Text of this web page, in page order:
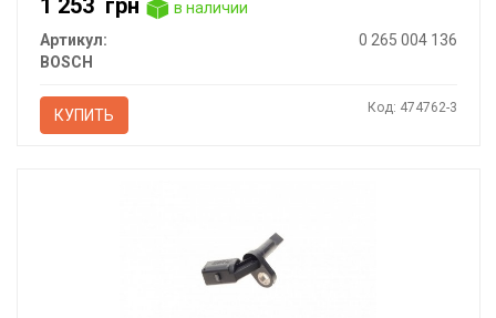
1 253 грн
в наличии
Артикул:
0 265 004 136
BOSCH
КУПИТЬ Код: 474762-3